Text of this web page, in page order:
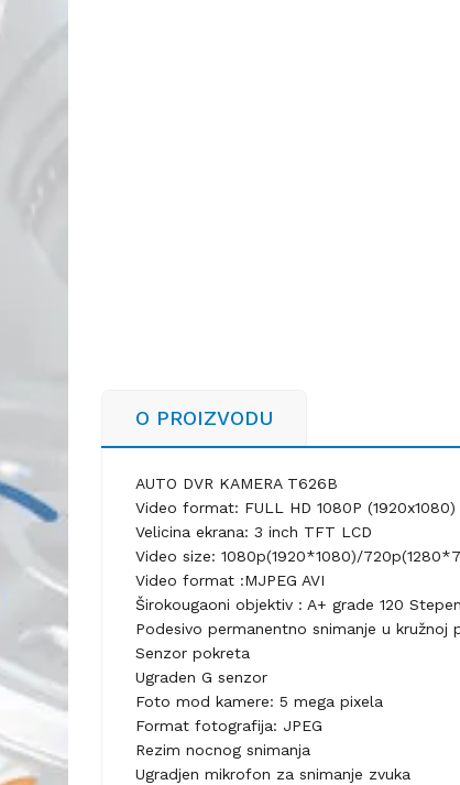
O PROIZVODU
AUTO DVR KAMERA T626B
Video format: FULL HD 1080P (1920x1080)
Velicina ekrana: 3 inch TFT LCD
Video size: 1080p(1920*1080)/
Video format :MJPEG AVI
Širokougaoni objektiv : A+ grade 120
Podesivo permanentno snimanje u kružnoj
Senzor pokreta
Ugraden G senzor
Foto mod kamere: 5 mega pixela
Format fotografija: JPEG
Rezim nocnog snimanja
Ugradjen mikrofon za snimanje zvuka